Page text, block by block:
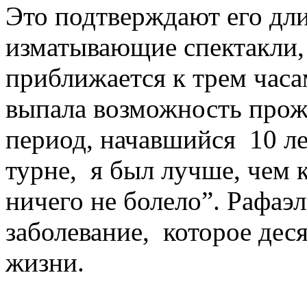
Это подтверждают его
изматывающие
приближается к трем
выпала возможность
период, начавшийся 10
турне, я был лучше, чем
ничего не болело”.
заболевание, которое
жизни.